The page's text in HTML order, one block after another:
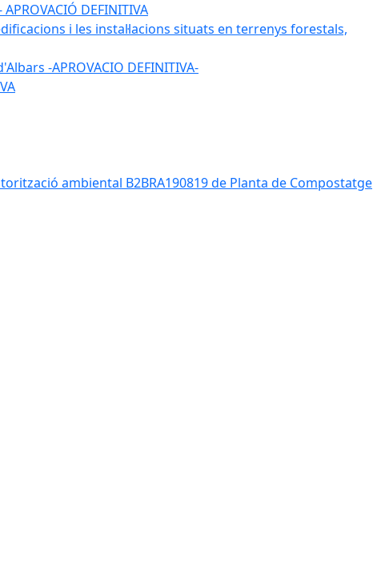
DEFINITIVA
i les instal·lacions situats en terrenys forestals,
-APROVACIO DEFINITIVA-
ambiental B2BRA190819 de Planta de Compostatge